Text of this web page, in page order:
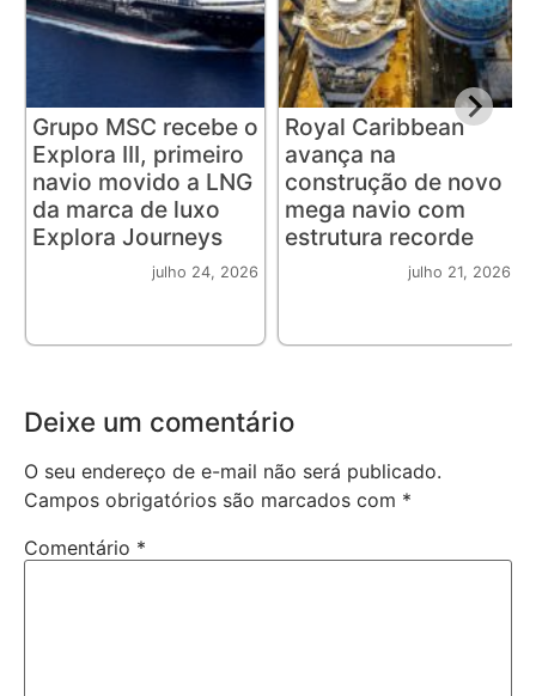
Grupo MSC recebe o
Explora III, primeiro
navio movido a LNG
da marca de luxo
Explora Journeys
julho 24, 2026
Royal Caribbean
avança na
construção de novo
mega navio com
estrutura recorde
julho 21, 2026
Deixe um comentário
O seu endereço de e-mail não será publicado.
Campos obrigatórios são marcados com *
Comentário *